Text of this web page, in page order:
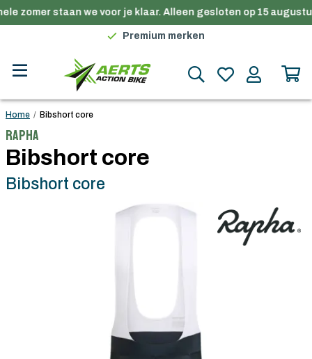
zomer staan we voor je klaar. Alleen gesloten op 15
Gratis verzending in België vanaf €100
Premium merken
Gratis verzending in België vanaf €100
Home / Bibshort core
Rapha
Bibshort core
Bibshort core